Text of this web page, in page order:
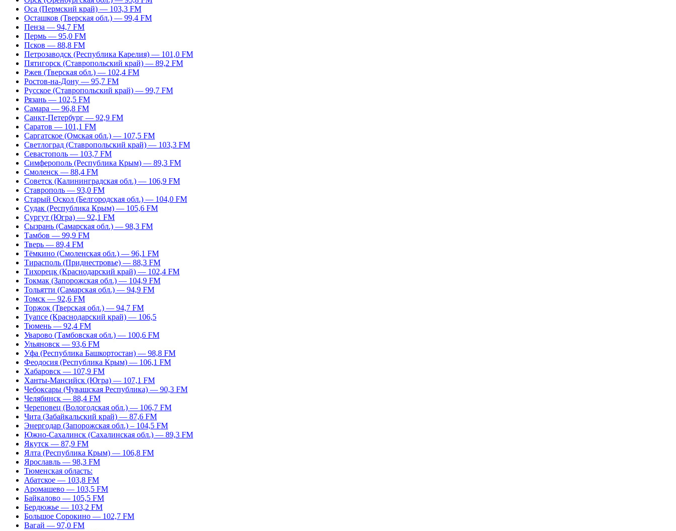
Оса (Пермский край) — 103,3 FM
Осташков (Тверская обл.) — 99,4 FM
Пенза — 94,7 FM
Пермь — 95,0 FM
Псков — 88,8 FM
Петрозаводск (Республика Карелия) — 101,0 FM
Пятигорск (Ставропольский край) — 89,2 FM
Ржев (Тверская обл.) — 102,4 FM
Ростов-на-Дону — 95,7 FM
Русское (Ставропольский край) — 99,7 FM
Рязань — 102,5 FM
Самара — 96,8 FM
Санкт-Петербург — 92,9 FM
Саратов — 101,1 FM
Саргатское (Омская обл.) — 107,5 FM
Светлоград (Ставропольский край) — 103,3 FM
Севастополь — 103,7 FM
Симферополь (Республика Крым) — 89,3 FM
Смоленск — 88,4 FM
Советск (Калининградская обл.) — 106,9 FM
Ставрополь — 93,0 FM
Старый Оскол (Белгородская обл.) — 104,0 FM
Судак (Республика Крым) — 105,6 FM
Сургут (Югра) — 92,1 FM
Сызрань (Самарская обл.) — 98,3 FM
Тамбов — 99,9 FM
Тверь — 89,4 FM
Тёмкино (Смоленская обл.) — 96,1 FM
Тирасполь (Приднестровье) — 88,3 FM
Тихорецк (Краснодарский край) — 102,4 FM
Токмак (Запорожская обл.) — 104,9 FM
Тольятти (Самарская обл.) — 94,9 FM
Томск — 92,6 FM
Торжок (Тверская обл.) — 94,7 FM
Туапсе (Краснодарский край) — 106,5
Тюмень — 92,4 FM
Уварово (Тамбовская обл.) — 100,6 FM
Ульяновск — 93,6 FM
Уфа (Республика Башкортостан) — 98,8 FM
Феодосия (Республика Крым) — 106,1 FM
Хабаровск — 107,9 FM
Ханты-Мансийск (Югра) — 107,1 FM
Чебоксары (Чувашская Республика) — 90,3 FM
Челябинск — 88,4 FM
Череповец (Вологодская обл.) — 106,7 FM
Чита (Забайкальский край) — 87,6 FM
Энергодар (Запорожская обл.) – 104,5 FM
Южно-Сахалинск (Сахалинская обл.) — 89,3 FM
Якутск — 87,9 FM
Ялта (Республика Крым) — 106,8 FM
Ярославль — 98,3 FM
Тюменская область:
Абатское — 103,8 FM
Аромашево — 103,5 FM
Байкалово — 105,5 FM
Бердюжье — 103,2 FM
Большое Сорокино — 102,7 FM
Вагай — 97,0 FM